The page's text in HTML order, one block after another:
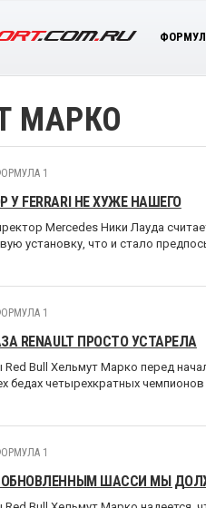
МАРКО
1
FERRARI НЕ ХУЖЕ НАШЕГО
Mercedes Ники Лауда
установку, что и стало
1
RENAULT ПРОСТО УСТАРЕЛА
Bull Хельмут Марко перед
бедах четырехкратных
1
ШАССИ МЫ